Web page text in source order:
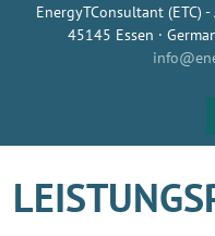
EnergyTConsultant (ETC)
45145 Essen ·